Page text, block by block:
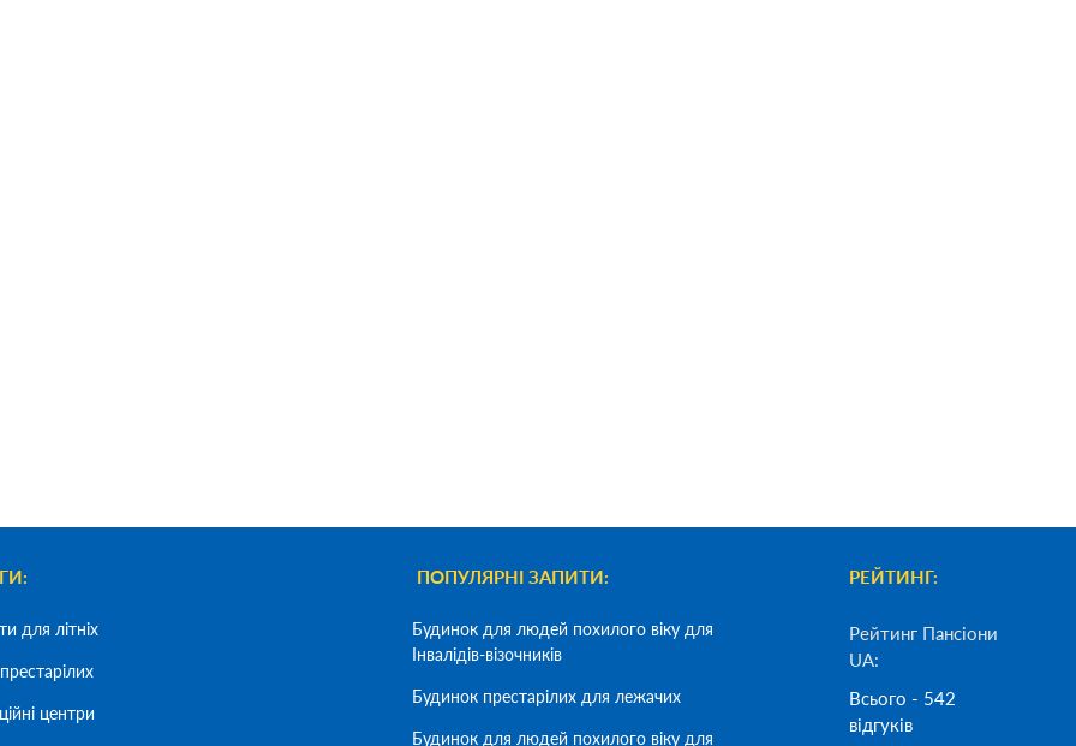
для літніх
центри
ПОПУЛЯРНІ ЗАПИТИ:
Будинок для людей похилого віку для
Інвалідів-візочників
Будинок престарілих для лежачих
Будинок для людей похилого віку для
РЕЙТИНГ:
Рейтинг Пансіони
UA:
Всього - 542
відгуків